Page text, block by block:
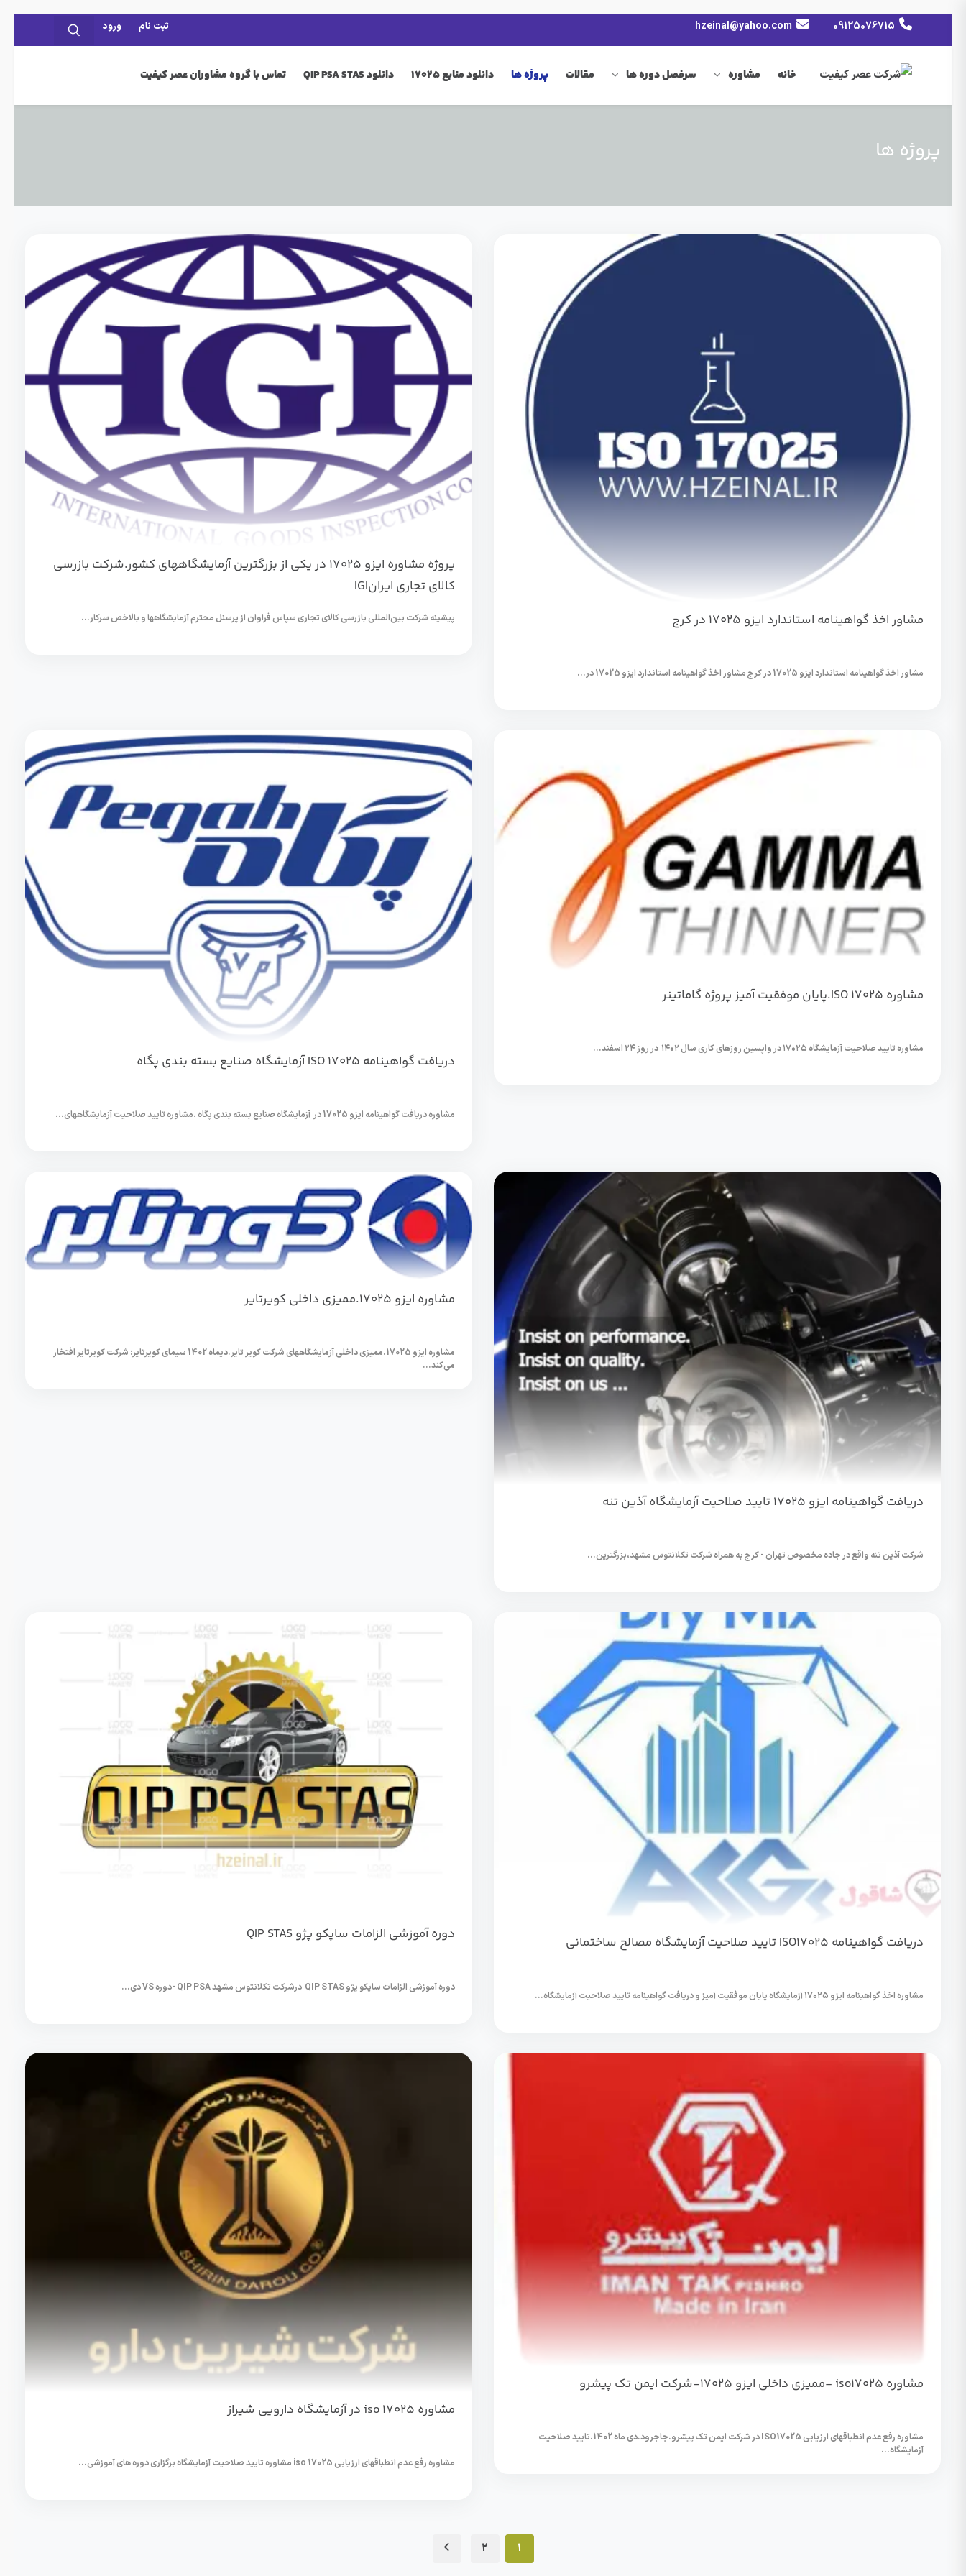
09125076715
hzeinal@yahoo.com ثبت نام ورود
خانه مشاوره سرفصل دوره ها مقالات پروژه ها دانلود منابع 17025 دانلود QIP PSA STAS تماس با گروه مشاوران عصر کیفیت
پروژه ها
مشاور اخذ گواهینامه استاندارد ایزو 17025 در کرج
مشاور اخذ گواهینامه استاندارد ایزو 17025 در کرج مشاور اخذ گواهینامه استاندارد ایزو 17025 در...
پروژه مشاوره ایزو 17025 در یکی از بزرگترین آزمایشگاههای کشور.شرکت بازرسی
کالای تجاری ایرانIGI
پیشینه شرکت بین‌المللی بازرسی کالای تجاری سپاس فراوان از پرسنل محترم آزمایشگاهها و بالاخص سرکار...
مشاوره ISO 17025.پایان موفقیت آمیز پروژه گاماتینر
مشاوره تایید صلاحیت آزمایشگاه ۱۷۰۲۵ در واپسین روزهای کاری سال ۱۴۰۲ در روز ۲۴ اسفند...
دریافت گواهینامه ISO 17025 آزمایشگاه صنایع بسته بندی پگاه
مشاوره دریافت گواهینامه ایزو 17025 در آزمایشگاه صنایع بسته بندی پگاه .مشاوره تایید صلاحیت آزمایشگاههای...
دریافت گواهینامه ایزو ۱۷۰۲۵ تایید صلاحیت آزمایشگاه آذین تنه
شرکت آذین تنه واقع در جاده مخصوص تهران - کرج به همراه شرکت تکلانتوس مشهد،بزرگترین...
مشاوره ایزو 17025.ممیزی داخلی کویرتایر
مشاوره ایزو 17025.ممیزی داخلی آزمایشگاههای شرکت کویر تایر.دیماه 1402 سیمای کویرتایر: شرکت کویرتایر افتخار
می‌کند...
دریافت گواهینامه ISO17025 تایید صلاحیت آزمایشگاه مصالح ساختمانی
مشاوره اخذ گواهینامه ایزو ۱۷۰۲۵ آزمایشگاه پایان موفقیت آمیز و دریافت گواهینامه تایید صلاحیت آزمایشگاه...
دوره آموزشی الزامات ساپکو پژو QIP STAS
دوره آموزشی الزامات ساپکو پژو QIP STAS درشرکت تکلانتوس مشهد QIP PSA -دوره VS دی...
مشاوره iso17025 -ممیزی داخلی ایزو 17025-شرکت ایمن تک پیشرو
مشاوره رفع عدم انطباقهای ارزیابی ISO17025 در شرکت ایمن تک پیشرو.جاجرود.دی ماه 1402.تایید صلاحیت
آزمایشگاه...
مشاوره iso 17025 در آزمایشگاه دارویی شیراز
مشاوره رفع عدم انطباقهای ارزیابی iso 17025 مشاوره تایید صلاحیت آزمایشگاه برگزاری دوره های آموزشی...
1
2